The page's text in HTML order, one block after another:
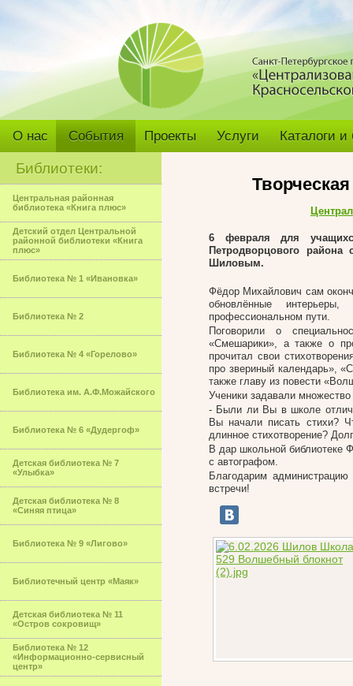
О нас События Проекты Услуги Каталоги
Библиотеки:
Центральная районная
библиотека «Книга плюс»
Детский отдел Центральной
районной библиотеки «Книга
плюс»
Библиотека № 1 «Ивановка»
Библиотека № 2
Библиотека № 4 «Горелово»
Библиотека им. А.Ф.Можайского
Библиотека № 6 «Дудергоф»
Детская библиотека № 7
«Улыбка»
Детская библиотека № 8
«Синяя птица»
Библиотека № 9 «Лигово»
Библиотечный центр «Маяк»
Детская библиотека № 11
«Остров сокровищ»
Библиотека № 12
«Информационно-сервисный
центр»
6 февраля для
Петродворцового
Шиловым.
Фёдор Михайлович сам
обновлённые
профессиональном пути.
Поговорили о
«Смешарики», а также о
прочитал свои
про звериный календарь»,
также главу из повести
Ученики задавали
- Были ли Вы в школе
Вы начали писать стихи?
длинное стихотворение?
В дар школьной библиотеке
с автографом.
Благодарим
встречи!